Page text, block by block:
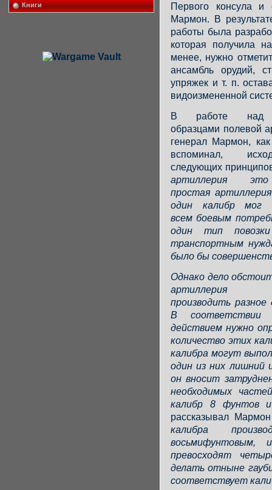
Книги
Первого консула и
Мармон. В
работы была
которая получила
менее, нужно
ансамбль орудий,
упряжек и т. п.
видоизмененной
В работе над
образцами полевой
генерал Мармон,
вспоминал,
следующих
артиллерия
простая
один калибр мог
всем боевым
один тип
транспортным
было бы
Однако дело
артиллерия
производить разное
В
действием нужно
количество этих
калибра могут
один из них лишний
он вносит
необходимых
калибр 8 фунтов
рассказывал
калибра
превосходят
делать отныне
соответствует